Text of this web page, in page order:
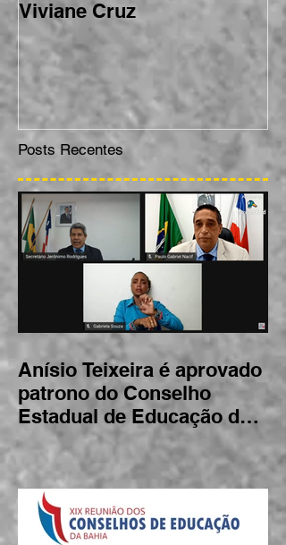
Viviane Cruz
Posts Recentes
Anísio Teixeira é aprovado
patrono do Conselho
Estadual de Educação da
Bahia